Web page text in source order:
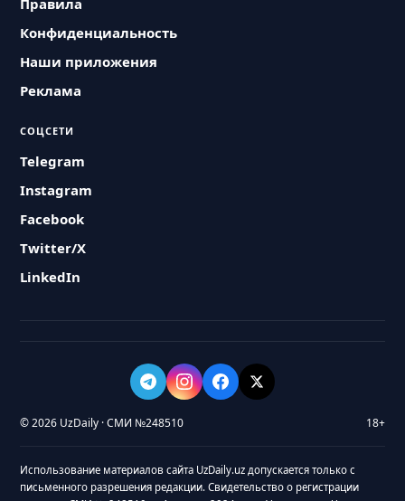
Правила
Конфиденциальность
Наши приложения
Реклама
СОЦСЕТИ
Telegram
Instagram
Facebook
Twitter/X
LinkedIn
© 2026 UzDaily · СМИ №248510 18+
Использование материалов сайта UzDaily.uz допускается только с
письменного разрешения редакции. Свидетельство о регистрации